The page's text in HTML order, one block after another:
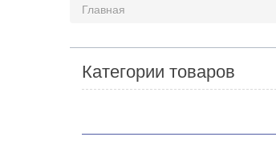
Главная
Категории товаров